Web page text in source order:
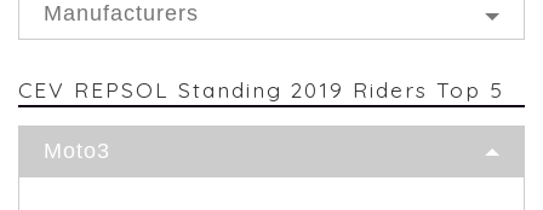
Manufacturers
CEV REPSOL Standing 2019 Riders Top 5
Moto3